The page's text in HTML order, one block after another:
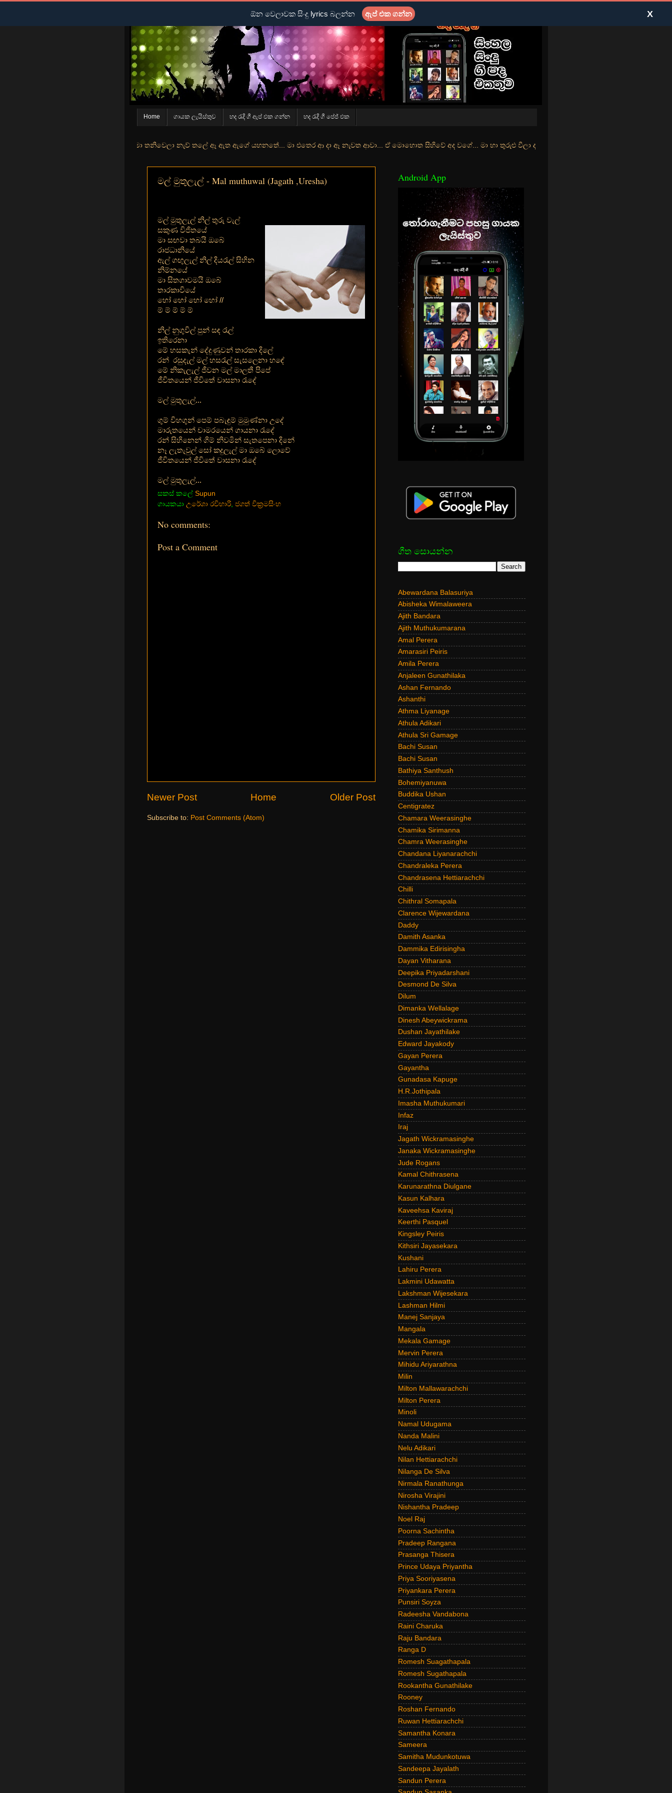
Home ගායක ලැයිස්තුව හද රැදි ගී ඇප් එක ගන්න හද රැදි ගී පේජ් එක
මුහුදු තීරේ ගල් මල් පිපුන යායේ මා තනිවෙලා නැව් තලේ ඈ ඇත ඇගේ යහනතේ... මා එතෙර ආ දා ඈ නැවත ආවා... ඒ මොහොත සිහිවේ අද වගේ... මා හා තුරුළු වීලා දෑසේ කදුළු බීලා රහසේ සුසුම් ලෑ හඩ ඇසේ... නිල්වන්
මල් මුතුලැල් - Mal muthuwal (Jagath ,Uresha)
මල් මුතුලැල් නිල් තුරු වැල්
සකුණ විජිතයේ
මා සඟවා තබයි ඔබේ
රාජධානියේ
ඇල් ගඟුලැල් නිල් දියරැල් සිහින
නිම්නයේ
මා සිතගාවමයි ඔබේ
තාරකාවියේ
හෝ හෝ හෝ හෝ //
ම් ම් ම් ම් ම්
නිල් නුගුවිල් පුන් සඳ රැල්
ඉතිරෙනා
මේ හසකැන් දේදුණුවන් තාරකා දිලේ
රන් රසුදැල් මල් හසරැල් සැසලෙනා හඳේ
මේ නිකැලැල් ජීවන මල් මාලතී පිපේ
ජීවිතයෙන් ජීවිතේ වාසනා රැදේ
මල් මුතුලැල්...
ගුම් විහගුන් පෙම් පබැඳුම් මුමුණ්නා උදේ
මාරුතයෙන් චාමරයෙන් ගායනා රැදේ
රන් සිහිනෙන් ගිම් නිවමින් සැතපෙනා දිනේ
නෑ ලැතැවුල් සෝ කදුලැල් මා ඔබේ ලොවේ
ජීවිතයෙන් ජීවිතේ වාසනා රැදේ
මල් මුතුලැල්...
සකස් කලේ Supun
ගායකයා උරේශා රවිහාරි, ජගත් වික්‍රමසිංහ
No comments:
Post a Comment
Newer Post Older Post
Home
Subscribe to: Post Comments (Atom)
Android App
ගීත සොයන්න
Abewardana Balasuriya
Abisheka Wimalaweera
Ajith Bandara
Ajith Muthukumarana
Amal Perera
Amarasiri Peiris
Amila Perera
Anjaleen Gunathilaka
Ashan Fernando
Ashanthi
Athma Liyanage
Athula Adikari
Athula Sri Gamage
Bachi Susan
Bachi Susan
Bathiya Santhush
Bohemiyanuwa
Buddika Ushan
Centigratez
Chamara Weerasinghe
Chamika Sirimanna
Chamra Weerasinghe
Chandana Liyanarachchi
Chandraleka Perera
Chandrasena Hettiarachchi
Chilli
Chithral Somapala
Clarence Wijewardana
Daddy
Damith Asanka
Dammika Edirisingha
Dayan Vitharana
Deepika Priyadarshani
Desmond De Silva
Dilum
Dimanka Wellalage
Dinesh Abeywickrama
Dushan Jayathilake
Edward Jayakody
Gayan Perera
Gayantha
Gunadasa Kapuge
H.R.Jothipala
Imasha Muthukumari
Infaz
Iraj
Jagath Wickramasinghe
Janaka Wickramasinghe
Jude Rogans
Kamal Chithrasena
Karunarathna Diulgane
Kasun Kalhara
Kaveehsa Kaviraj
Keerthi Pasquel
Kingsley Peiris
Kithsiri Jayasekara
Kushani
Lahiru Perera
Lakmini Udawatta
Lakshman Wijesekara
Lashman Hilmi
Manej Sanjaya
Mangala
Mekala Gamage
Mervin Perera
Mihidu Ariyarathna
Milin
Milton Mallawarachchi
Milton Perera
Minoli
Namal Udugama
Nanda Malini
Nelu Adikari
Nilan Hettiarachchi
Nilanga De Silva
Nirmala Ranathunga
Nirosha Virajini
Nishantha Pradeep
Noel Raj
Poorna Sachintha
Pradeep Rangana
Prasanga Thisera
Prince Udaya Priyantha
Priya Sooriyasena
Priyankara Perera
Punsiri Soyza
Radeesha Vandabona
Raini Charuka
Raju Bandara
Ranga D
Romesh Suagathapala
Romesh Sugathapala
Rookantha Gunathilake
Rooney
Roshan Fernando
Ruwan Hettiarachchi
Samantha Konara
Sameera
Samitha Mudunkotuwa
Sandeepa Jayalath
Sandun Perera
ඕන වෙලාවක සිංදු lyrics බලන්න ඇප් එක ගන්න X